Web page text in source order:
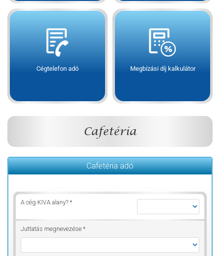
Cégtelefon adó Megbízási díj kalkulátor
Cafetéria
Cafetéria adó
A cég KIVA alany? *
Juttatás megnevezése *